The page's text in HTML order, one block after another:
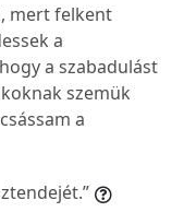
mert felkent
a
a szabadulást
szemük
a